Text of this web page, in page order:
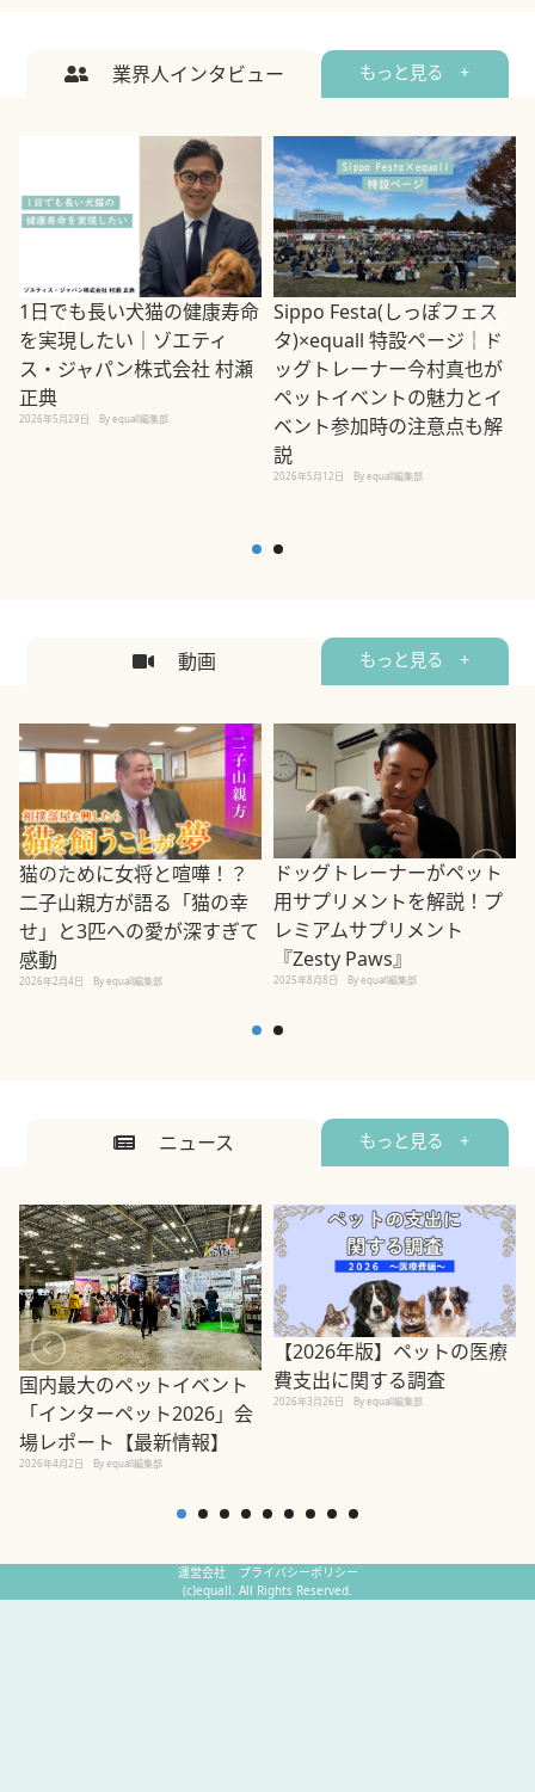
業界人インタビュー もっと見る +
1日でも長い犬猫の健康寿命
を実現したい｜ゾエティ
ス・ジャパン株式会社 村瀬
正典
2026年5月29日 By equall編集部
Sippo Festa(しっぽフェス
タ)×equall 特設ページ｜ド
ッグトレーナー今村真也が
ペットイベントの魅力とイ
ベント参加時の注意点も解
説
2026年5月12日 By equall編集部
動画 もっと見る +
猫のために女将と喧嘩！？
二子山親方が語る「猫の幸
せ」と3匹への愛が深すぎて
感動
2026年2月4日 By equall編集部
ドッグトレーナーがペット
用サプリメントを解説！プ
レミアムサプリメント
『Zesty Paws』
2025年8月8日 By equall編集部
ニュース もっと見る +
国内最大のペットイベント
「インターペット2026」会
場レポート【最新情報】
2026年4月2日 By equall編集部
【2026年版】ペットの医療
費支出に関する調査
2026年3月26日 By equall編集部
運営会社
プライバシーポリシー
(c)equall. All Rights Reserved.